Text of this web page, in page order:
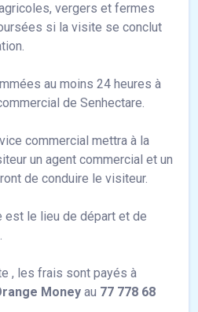
vergers et fermes
si la visite se conclut
au moins 24 heures à
de Senhectare.
commercial mettra à la
un agent commercial et un
de conduire le visiteur.
est le lieu de départ et de
, les frais sont payés à
Money au 77 778 68